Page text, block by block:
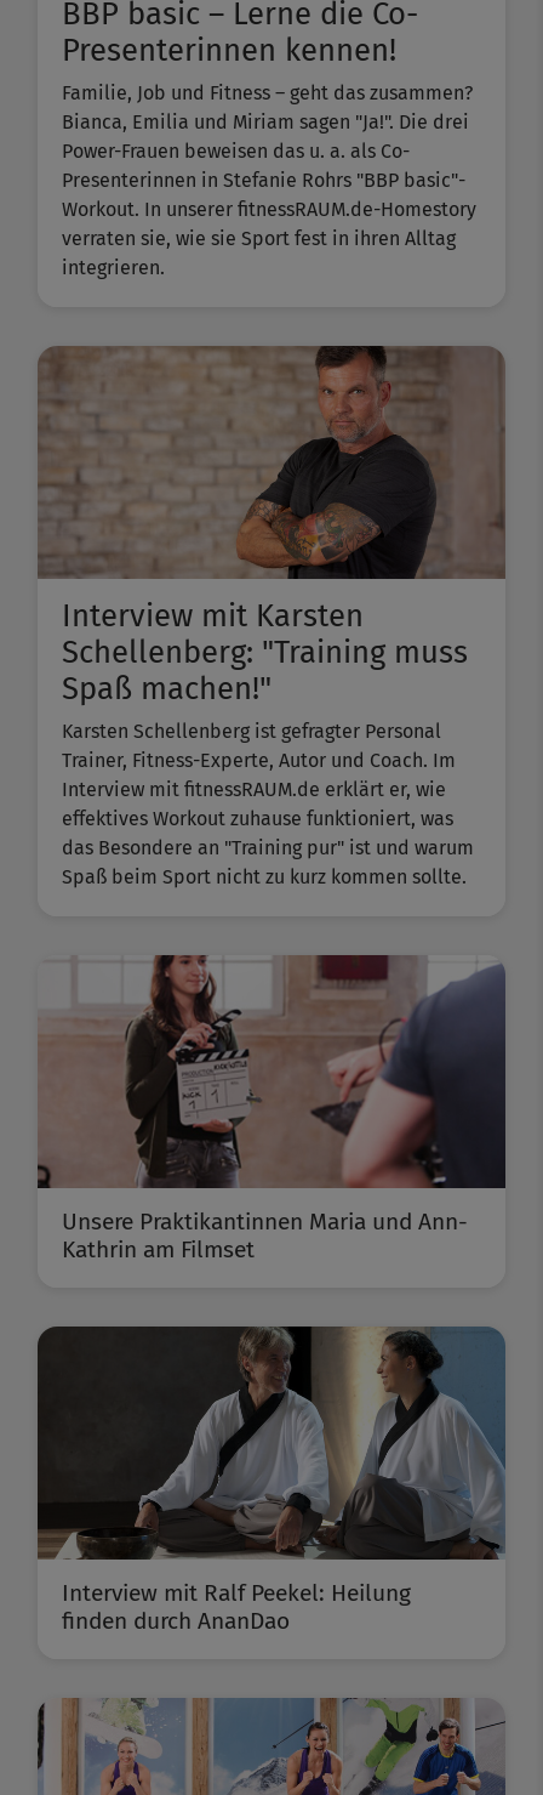
BBP basic – Lerne die Co-
Presenterinnen kennen!
Familie, Job und Fitness – geht das zusammen?
Bianca, Emilia und Miriam sagen "Ja!". Die drei
Power-Frauen beweisen das u. a. als Co-
Presenterinnen in Stefanie Rohrs "BBP basic"-
Workout. In unserer fitnessRAUM.de-Homestory
verraten sie, wie sie Sport fest in ihren Alltag
integrieren.
Interview mit Karsten
Schellenberg: "Training muss
Spaß machen!"
Karsten Schellenberg ist gefragter Personal
Trainer, Fitness-Experte, Autor und Coach. Im
Interview mit fitnessRAUM.de erklärt er, wie
effektives Workout zuhause funktioniert, was
das Besondere an "Training pur" ist und warum
Spaß beim Sport nicht zu kurz kommen sollte.
Unsere Praktikantinnen Maria und Ann-
Kathrin am Filmset
Interview mit Ralf Peekel: Heilung
finden durch AnanDao